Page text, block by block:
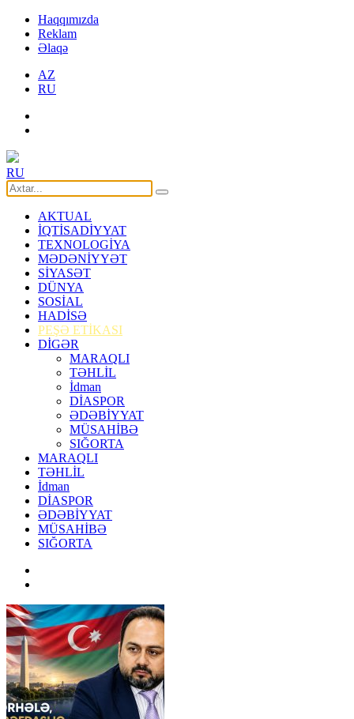
Haqqımızda
Reklam
Əlaqə
AZ
RU
RU
AKTUAL
İQTİSADİYYAT
TEXNOLOGİYA
MƏDƏNİYYƏT
SİYASƏT
DÜNYA
SOSİAL
HADİSƏ
PEŞƏ ETİKASI
DİGƏR
MARAQLI
TƏHLİL
İdman
DİASPOR
ƏDƏBİYYAT
MÜSAHİBƏ
SIĞORTA
MARAQLI
TƏHLİL
İdman
DİASPOR
ƏDƏBİYYAT
MÜSAHİBƏ
SIĞORTA